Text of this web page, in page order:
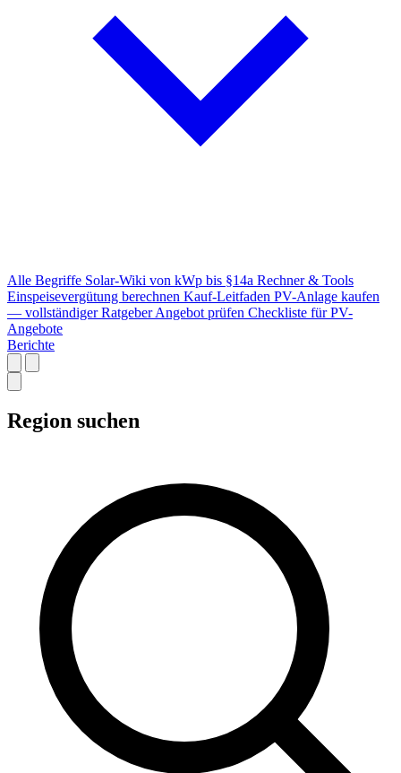
Alle Begriffe Solar-Wiki von kWp bis §14a Rechner & Tools
Einspeisevergütung berechnen Kauf-Leitfaden PV-Anlage kaufen
— vollständiger Ratgeber Angebot prüfen Checkliste für PV-
Angebote
Berichte
Region suchen